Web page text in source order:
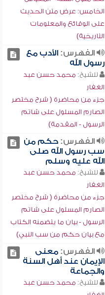
الخامس: عرض متن الحديث
على الوقائع والمعلومات
التاريخية)
الفهرس:الأدب مع
رسول الله
للشيخ: محمد حسن عبد
الغفار
جزء من محاضرة ( شرح مختصر
الصارم المسلول على شاتم
الرسول - المقدمة)
الفهرس:حكم من
سب رسول الله صلى
الله عليه وسلم
للشيخ: محمد حسن عبد
الغفار
جزء من محاضرة ( شرح مختصر
الصارم المسلول على شاتم
الرسول - بيان ما يتضمنه الكتاب
مع بيان حكم من سب النبي)
الفهرس:معنى
الإيمان عند أهل السنة
والجماعة
للشيخ: محمد حسن عبد